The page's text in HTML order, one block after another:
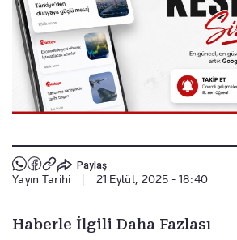
Paylaş
Yayın Tarihi 21 Eylül, 2025 - 18:40
Haberle İlgili Daha Fazlası